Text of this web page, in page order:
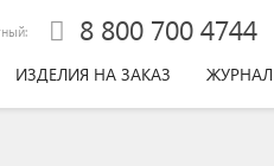
8 800 700 4744
ИЗДЕЛИЯ НА ЗАКАЗ ЖУРНАЛ